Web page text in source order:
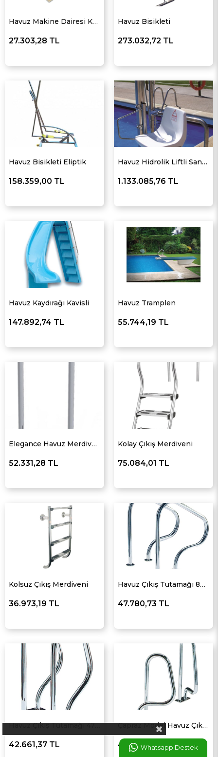
Havuz Makine Dairesi Kapağı
27.303,28 TL
Havuz Bisikleti
273.032,72 TL
Havuz Bisikleti Eliptik
158.359,00 TL
Havuz Hidrolik Liftli Sandalye (Asansör)
1.133.085,76 TL
Havuz Kaydırağı Kavisli
147.892,74 TL
Havuz Tramplen
55.744,19 TL
Elegance Havuz Merdiveni
52.331,28 TL
Kolay Çıkış Merdiveni
75.084,01 TL
Kolsuz Çıkış Merdiveni
36.973,19 TL
Havuz Çıkış Tutamağı 800x800
47.780,73 TL
Havuz Çıkış Tutamağı 470x800
42.661,37 TL
Çapraz Model Havuz Çıkış Tutamağı
47.780,73 TL
Whatsapp Destek